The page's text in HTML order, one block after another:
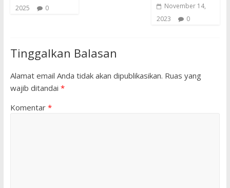
2025
0
November 14,
2023
0
Tinggalkan Balasan
Alamat email Anda tidak akan dipublikasikan. Ruas yang
wajib ditandai *
Komentar *